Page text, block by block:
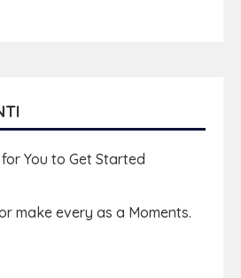
You to Get Started
make every as a Moments.